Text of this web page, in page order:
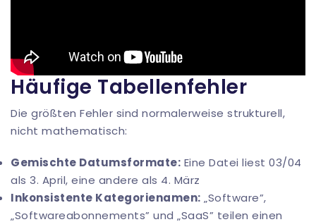
Häufige Tabellenfehler
Die größten Fehler sind normalerweise strukturell,
nicht mathematisch:
Gemischte Datumsformate: Eine Datei liest 03/04
als 3. April, eine andere als 4. März
Inkonsistente Kategorienamen: „Software”,
„Softwareabonnements” und „SaaS” teilen einen